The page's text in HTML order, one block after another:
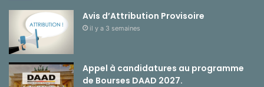
Avis d’Attribution Provisoire
il y a 3 semaines
Appel à candidatures au programme
de Bourses DAAD 2027.